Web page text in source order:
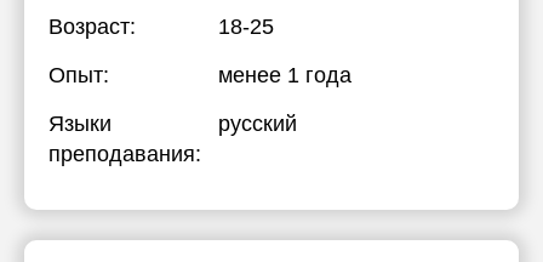
Возраст:
18-25
Опыт:
менее 1 года
Языки
преподавания:
русский